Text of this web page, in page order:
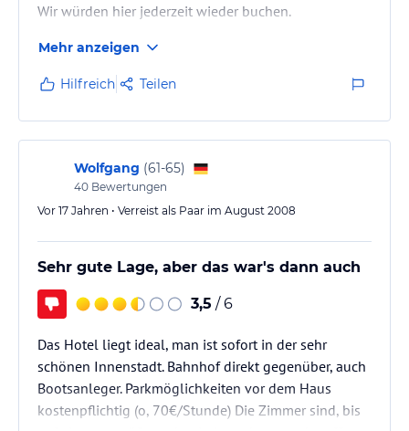
Wir würden hier jederzeit wieder buchen.
Mehr anzeigen
Hilfreich Teilen
Wolfgang (61-65)
40 Bewertungen
Vor 17 Jahren • Verreist als Paar im August 2008
Sehr gute Lage, aber das war's dann auch
3,5 / 6
Das Hotel liegt ideal, man ist sofort in der sehr
schönen Innenstadt. Bahnhof direkt gegenüber, auch
Bootsanleger. Parkmöglichkeiten vor dem Haus
kostenpflichtig (o, 70€/Stunde) Die Zimmer sind, bis